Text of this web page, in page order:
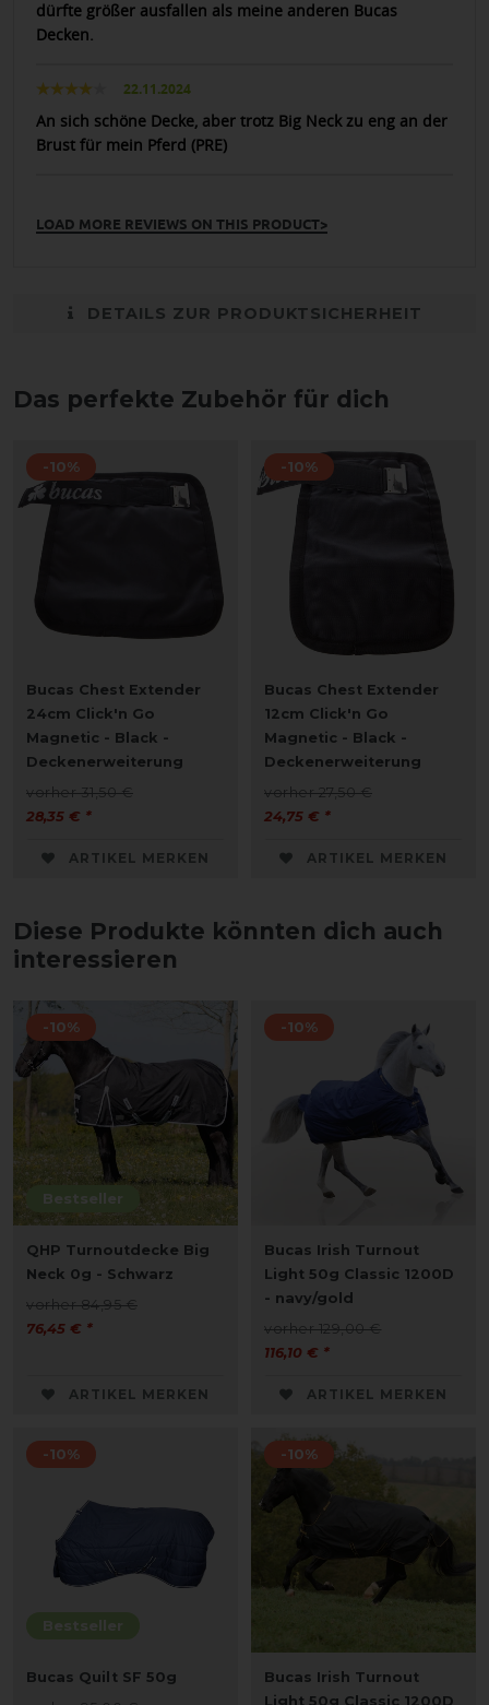
dürfte größer ausfallen als meine anderen Bucas
Decken.
22.11.2024
An sich schöne Decke, aber trotz Big Neck zu eng an der
Brust für mein Pferd (PRE)
LOAD MORE REVIEWS ON THIS PRODUCT>
DETAILS ZUR PRODUKTSICHERHEIT
Das perfekte Zubehör für dich
-10%
Bucas Chest Extender
24cm Click'n Go
Magnetic - Black -
Deckenerweiterung
vorher 31,50 €
28,35 € *
ARTIKEL MERKEN
-10%
Bucas Chest Extender
12cm Click'n Go
Magnetic - Black -
Deckenerweiterung
vorher 27,50 €
24,75 € *
ARTIKEL MERKEN
Diese Produkte könnten dich auch
interessieren
Bestseller
-10%
QHP Turnoutdecke Big
Neck 0g - Schwarz
vorher 84,95 €
76,45 € *
ARTIKEL MERKEN
-10%
Bucas Irish Turnout
Light 50g Classic 1200D
- navy/gold
vorher 129,00 €
116,10 € *
ARTIKEL MERKEN
Bestseller
-10%
Bucas Quilt SF 50g
-10%
Bucas Irish Turnout
Light 50g Classic 1200D